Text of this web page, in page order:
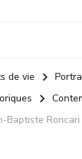
de vie
Baptiste